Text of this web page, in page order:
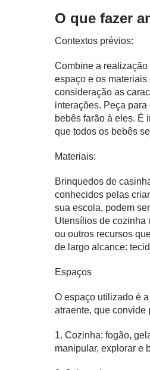
O que fazer
Contextos prévios:
Combine a realização
espaço e os
consideração as
interações. Peça
bebês farão à eles. É
que todos os bebês
Materiais:
Brinquedos de
conhecidos pelas
sua escola, podem
Utensílios de cozinha
ou outros recursos
de largo alcance:
Espaços
O espaço utilizado é
atraente, que convide
1. Cozinha: fogão,
manipular, explorar e